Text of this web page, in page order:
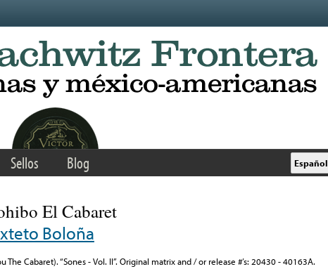
Sellos Blog Español
El Cabaret
Boloña
The Cabaret). “Sones - Vol. II”. Original matrix and / or release #’s: 20430 - 40163A.